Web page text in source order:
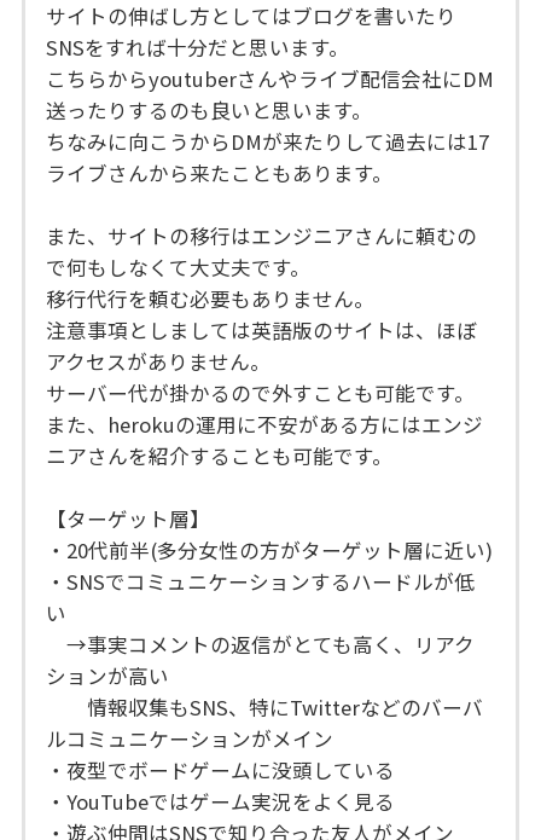
サイトの伸ばし方としてはブログを書いたり
SNSをすれば十分だと思います。
こちらからyoutuberさんやライブ配信会社にDM
送ったりするのも良いと思います。
ちなみに向こうからDMが来たりして過去には17
ライブさんから来たこともあります。
また、サイトの移行はエンジニアさんに頼むの
で何もしなくて大丈夫です。
移行代行を頼む必要もありません。
注意事項としましては英語版のサイトは、ほぼ
アクセスがありません。
サーバー代が掛かるので外すことも可能です。
また、herokuの運用に不安がある方にはエンジ
ニアさんを紹介することも可能です。
【ターゲット層】
・20代前半(多分女性の方がターゲット層に近い)
・SNSでコミュニケーションするハードルが低
い
→事実コメントの返信がとても高く、リアク
ションが高い
情報収集もSNS、特にTwitterなどのバーバ
ルコミュニケーションがメイン
・夜型でボードゲームに没頭している
・YouTubeではゲーム実況をよく見る
・遊ぶ仲間はSNSで知り合った友人がメイン